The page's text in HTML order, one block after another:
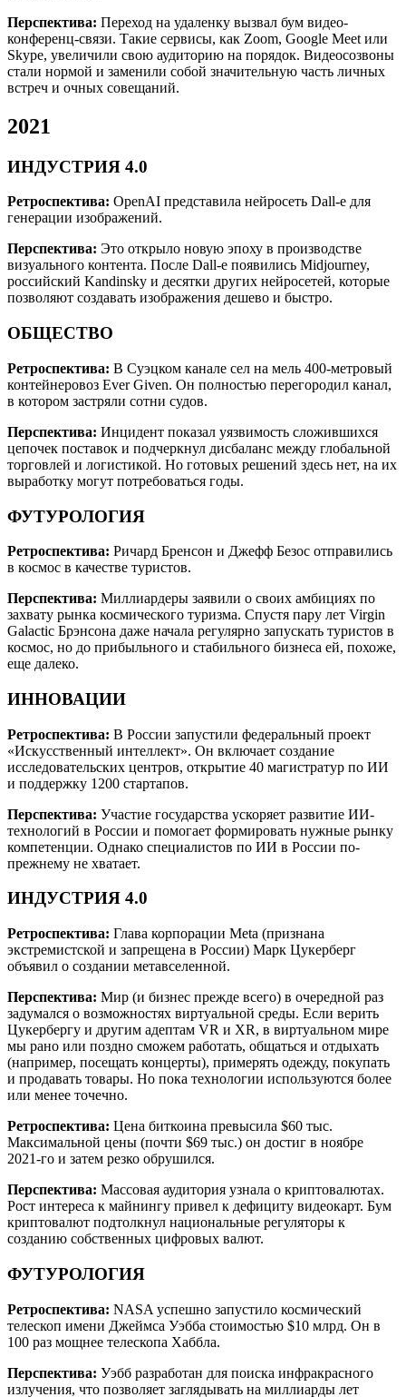
Перспектива: Переход на удаленку вызвал бум видео-
конференц-связи. Такие сервисы, как Zoom, Google Meet или
Skype, увеличили свою аудиторию на порядок. Видеосозвоны
стали нормой и заменили собой значительную часть личных
встреч и очных совещаний.
2021
ИНДУСТРИЯ 4.0
Ретроспектива: OpenAI представила нейросеть Dall-e для
генерации изображений.
Перспектива: Это открыло новую эпоху в производстве
визуального контента. После Dall-e появились Midjourney,
российский Kandinsky и десятки других нейросетей, которые
позволяют создавать изображения дешево и быстро.
ОБЩЕСТВО
Ретроспектива: В Суэцком канале сел на мель 400-метровый
контейнеровоз Ever Given. Он полностью перегородил канал,
в котором застряли сотни судов.
Перспектива: Инцидент показал уязвимость сложившихся
цепочек поставок и подчеркнул дисбаланс между глобальной
торговлей и логистикой. Но готовых решений здесь нет, на их
выработку могут потребоваться годы.
ФУТУРОЛОГИЯ
Ретроспектива: Ричард Бренсон и Джефф Безос отправились
в космос в качестве туристов.
Перспектива: Миллиардеры заявили о своих амбициях по
захвату рынка космического туризма. Спустя пару лет Virgin
Galactic Брэнсона даже начала регулярно запускать туристов в
космос, но до прибыльного и стабильного бизнеса ей, похоже,
еще далеко.
ИННОВАЦИИ
Ретроспектива: В России запустили федеральный проект
«Искусственный интеллект». Он включает создание
исследовательских центров, открытие 40 магистратур по ИИ
и поддержку 1200 стартапов.
Перспектива: Участие государства ускоряет развитие ИИ-
технологий в России и помогает формировать нужные рынку
компетенции. Однако специалистов по ИИ в России по-
прежнему не хватает.
ИНДУСТРИЯ 4.0
Ретроспектива: Глава корпорации Meta (признана
экстремистской и запрещена в России) Марк Цукерберг
объявил о создании метавселенной.
Перспектива: Мир (и бизнес прежде всего) в очередной раз
задумался о возможностях виртуальной среды. Если верить
Цукербергу и другим адептам VR и XR, в виртуальном мире
мы рано или поздно сможем работать, общаться и отдыхать
(например, посещать концерты), примерять одежду, покупать
и продавать товары. Но пока технологии используются более
или менее точечно.
Ретроспектива: Цена биткоина превысила $60 тыс.
Максимальной цены (почти $69 тыс.) он достиг в ноябре
2021-го и затем резко обрушился.
Перспектива: Массовая аудитория узнала о криптовалютах.
Рост интереса к майнингу привел к дефициту видеокарт. Бум
криптовалют подтолкнул национальные регуляторы к
созданию собственных цифровых валют.
ФУТУРОЛОГИЯ
Ретроспектива: NASA успешно запустило космический
телескоп имени Джеймса Уэбба стоимостью $10 млрд. Он в
100 раз мощнее телескопа Хаббла.
Перспектива: Уэбб разработан для поиска инфракрасного
излучения, что позволяет заглядывать на миллиарды лет